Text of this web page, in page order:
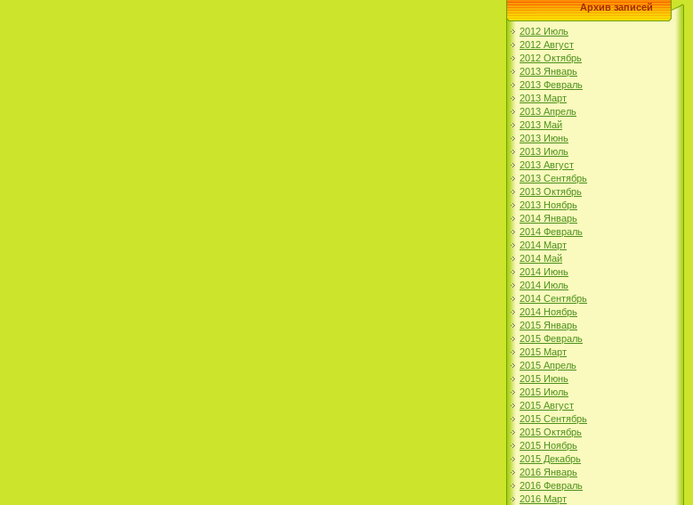
Архив записей
2012 Июль
2012 Август
2012 Октябрь
2013 Январь
2013 Февраль
2013 Март
2013 Апрель
2013 Май
2013 Июнь
2013 Июль
2013 Август
2013 Сентябрь
2013 Октябрь
2013 Ноябрь
2014 Январь
2014 Февраль
2014 Март
2014 Май
2014 Июнь
2014 Июль
2014 Сентябрь
2014 Ноябрь
2015 Январь
2015 Февраль
2015 Март
2015 Апрель
2015 Июнь
2015 Июль
2015 Август
2015 Сентябрь
2015 Октябрь
2015 Ноябрь
2015 Декабрь
2016 Январь
2016 Февраль
2016 Март